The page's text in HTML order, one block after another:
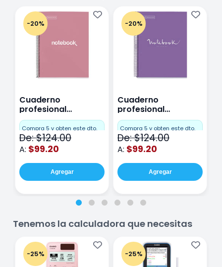
-20%
Cuaderno
profesional
Miquelrius Emotions
Cuadro Chico 80
hojas Rosa
Compra 5 y obten este dto.
De: $124.00
A: $99.20
Agregar
-20%
Cuaderno
profesional
Miquelrius Emotions
raya 80 hojas
Purpura
Compra 5 y obten este dto.
De: $124.00
A: $99.20
Agregar
Tenemos la calculadora que necesitas
-25% -25%